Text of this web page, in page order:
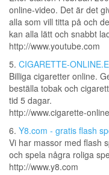
online-video. Det är det
alla som vill titta på och
kan alla lätt och snabbt
http://www.youtube.com
5. CIGARETTE-
Billiga cigaretter online.
beställa tobak och
tid 5 dagar.
http://www.cigarette-
6. Y8.com - gratis flash
Vi har massor med flash
och spela några roliga
http://www.y8.com